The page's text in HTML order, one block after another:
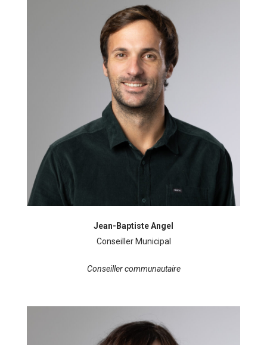
Jean-Baptiste Angel
Conseiller Municipal
Conseiller communautaire